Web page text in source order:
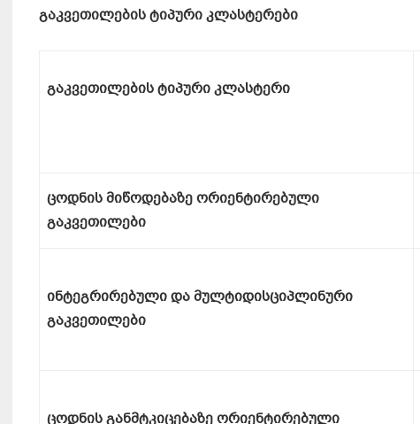
გაკვეთილების ტიპური კლასტერები
გაკვეთილების ტიპური კლასტერი
ცოდნის მიწოდებაზე ორიენტირებული
გაკვეთილები
ინტეგრირებული და მულტიდისციპლინური
გაკვეთილები
ცოდნის განმტკიცებაზე ორიენტირებული